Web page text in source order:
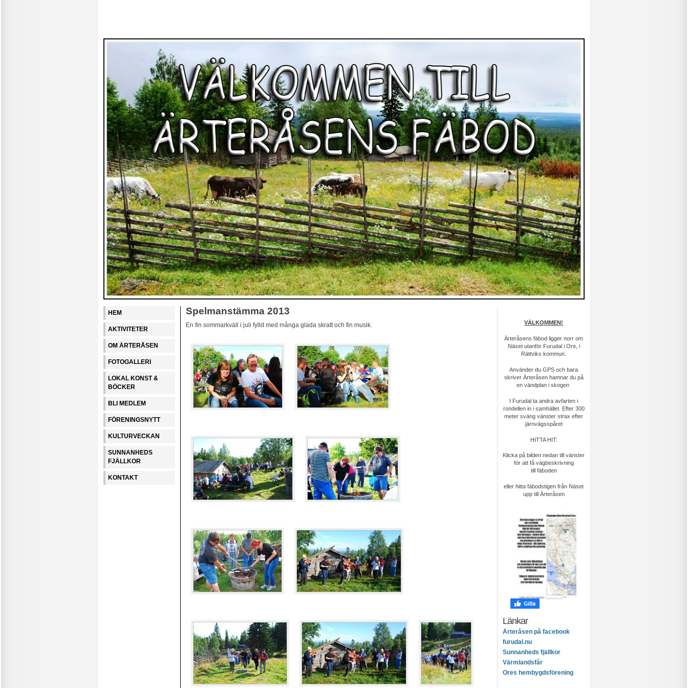
HEM
AKTIVITETER
OM ÄRTERÅSEN
FOTOGALLERI
LOKAL KONST &
BÖCKER
BLI MEDLEM
FÖRENINGSNYTT
KULTURVECKAN
SUNNANHEDS
FJÄLLKOR
KONTAKT
VÄLKOMMEN!
Ärteråsens fäbod ligger norr om
Näset utanför Furudal i Ore, i
Rättviks kommun.
Använder du GPS och bara
skriver Ärteråsen hamnar du på
en vändplan i skogen
I Furudal ta andra avfarten i
rondellen in i samhället. Efter 300
meter sväng vänster strax efter
järnvägsspåret
HITTA HIT:
Klicka på bilden nedan till vänster
för att få vägbeskrivning
till fäboden
eller hitta fäbodstigen från Näset
upp till Ärteråsen
Länkar
Ärteråsen på facebook
furudal.nu
Sunnanheds fjällkor
Värmlandsfår
Ores hembygdsförening
Spelmanstämma 2013
En fin sommarkväll i juli fylld med många glada skratt och fin musik.